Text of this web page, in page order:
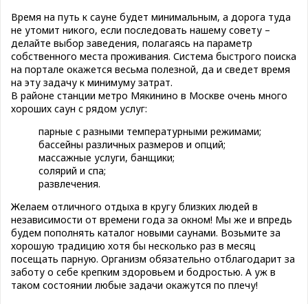
Время на путь к сауне будет минимальным, а дорога туда
не утомит никого, если последовать нашему совету –
делайте выбор заведения, полагаясь на параметр
собственного места проживания. Система быстрого поиска
на портале окажется весьма полезной, да и сведет время
на эту задачу к минимуму затрат.
В районе станции метро Мякинино в Москве очень много
хороших саун с рядом услуг:
парные с разными температурными режимами;
бассейны различных размеров и опций;
массажные услуги, банщики;
солярий и спа;
развлечения.
Желаем отличного отдыха в кругу близких людей в
независимости от времени года за окном! Мы же и впредь
будем пополнять каталог новыми саунами. Возьмите за
хорошую традицию хотя бы несколько раз в месяц
посещать парную. Организм обязательно отблагодарит за
заботу о себе крепким здоровьем и бодростью. А уж в
таком состоянии любые задачи окажутся по плечу!